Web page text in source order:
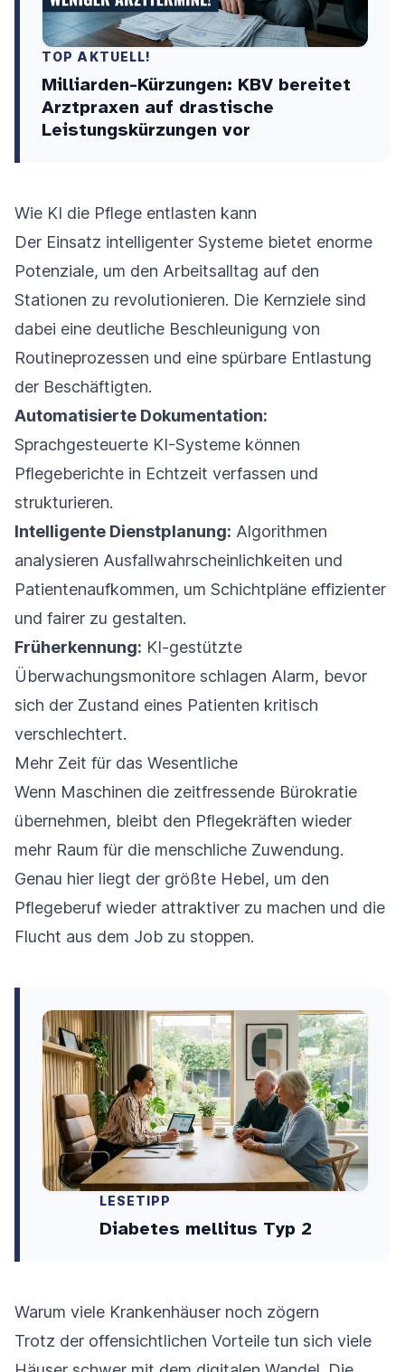
TOP AKTUELL!
Milliarden-Kürzungen: KBV bereitet
Arztpraxen auf drastische
Leistungskürzungen vor
Wie KI die Pflege entlasten kann
Der Einsatz intelligenter Systeme bietet enorme
Potenziale, um den Arbeitsalltag auf den
Stationen zu revolutionieren. Die Kernziele sind
dabei eine deutliche Beschleunigung von
Routineprozessen und eine spürbare Entlastung
der Beschäftigten.
Automatisierte Dokumentation:
Sprachgesteuerte KI-Systeme können
Pflegeberichte in Echtzeit verfassen und
strukturieren.
Intelligente Dienstplanung: Algorithmen
analysieren Ausfallwahrscheinlichkeiten und
Patientenaufkommen, um Schichtpläne effizienter
und fairer zu gestalten.
Früherkennung: KI-gestützte
Überwachungsmonitore schlagen Alarm, bevor
sich der Zustand eines Patienten kritisch
verschlechtert.
Mehr Zeit für das Wesentliche
Wenn Maschinen die zeitfressende Bürokratie
übernehmen, bleibt den Pflegekräften wieder
mehr Raum für die menschliche Zuwendung.
Genau hier liegt der größte Hebel, um den
Pflegeberuf wieder attraktiver zu machen und die
Flucht aus dem Job zu stoppen.
LESETIPP
Diabetes mellitus Typ 2
Warum viele Krankenhäuser noch zögern
Trotz der offensichtlichen Vorteile tun sich viele